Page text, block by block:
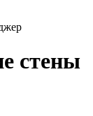
стены